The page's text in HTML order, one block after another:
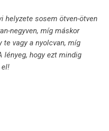
helyzete sosem ötven-ötven
negyven, míg máskor
te vagy a nyolcvan, míg
lényeg, hogy ezt mindig
el!